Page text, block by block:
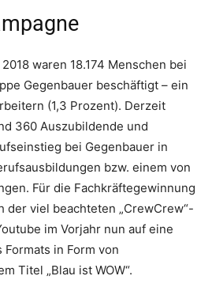
waren 18.174 Menschen bei
Gegenbauer beschäftigt – ein
(1,3 Prozent). Derzeit
360 Auszubildende und
bei Gegenbauer in
bzw. einem von
Für die Fachkräftegewinnung
der viel beachteten „CrewCrew“-
im Vorjahr nun auf eine
in Form von
Titel „Blau ist WOW“.